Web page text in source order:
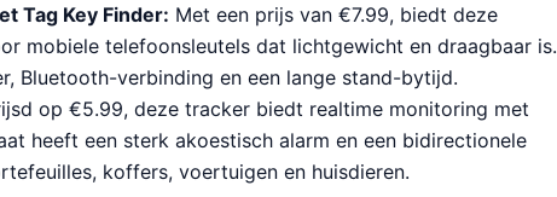
Tag Key Finder: Met een prijs van €7.99, biedt deze
mobiele telefoonsleutels dat lichtgewicht en draagbaar is.
Bluetooth-verbinding en een lange stand-bytijd.
op €5.99, deze tracker biedt realtime monitoring met
heeft een sterk akoestisch alarm en een bidirectionele
koffers, voertuigen en huisdieren.